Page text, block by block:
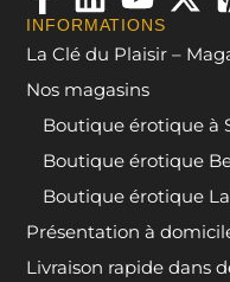
INFORMATIONS
La Clé du Plaisir –
Nos magasins
Boutique érotique à
Boutique érotique
Boutique érotique
Présentation à
Livraison rapide dans